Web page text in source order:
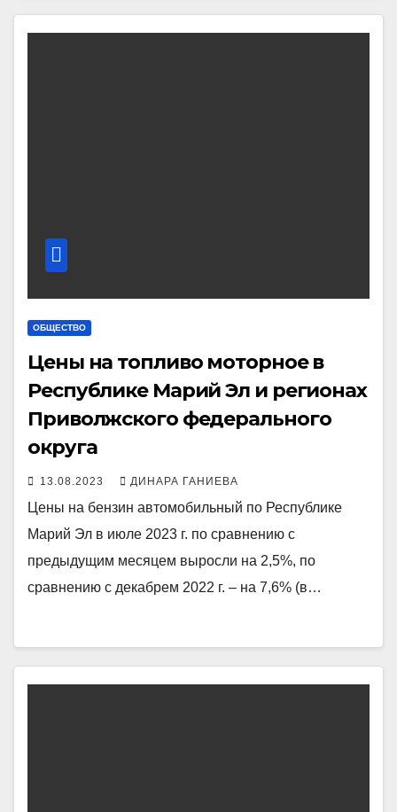
ОБЩЕСТВО
Цены на топливо моторное в
Республике Марий Эл и регионах
Приволжского федерального
округа
13.08.2023 ДИНАРА ГАНИЕВА
Цены на бензин автомобильный по Республике
Марий Эл в июле 2023 г. по сравнению с
предыдущим месяцем выросли на 2,5%, по
сравнению с декабрем 2022 г. – на 7,6% (в…